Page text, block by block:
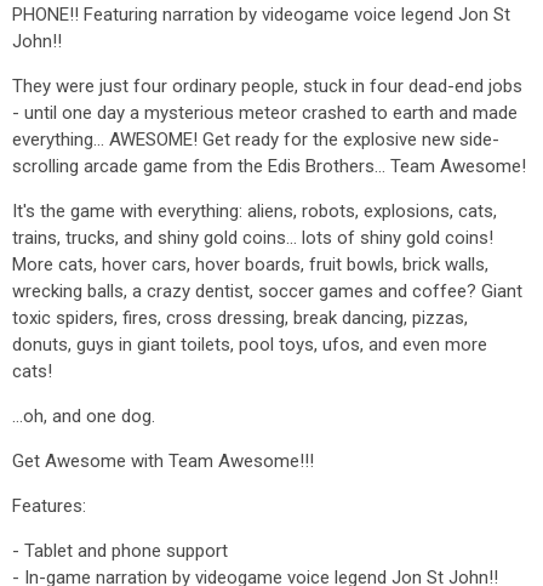
PHONE!! Featuring narration by videogame voice legend Jon St
John!!
They were just four ordinary people, stuck in four dead-end jobs
- until one day a mysterious meteor crashed to earth and made
everything... AWESOME! Get ready for the explosive new side-
scrolling arcade game from the Edis Brothers… Team Awesome!
It's the game with everything: aliens, robots, explosions, cats,
trains, trucks, and shiny gold coins... lots of shiny gold coins!
More cats, hover cars, hover boards, fruit bowls, brick walls,
wrecking balls, a crazy dentist, soccer games and coffee? Giant
toxic spiders, fires, cross dressing, break dancing, pizzas,
donuts, guys in giant toilets, pool toys, ufos, and even more
cats!
…oh, and one dog.
Get Awesome with Team Awesome!!!
Features:
- Tablet and phone support
- In-game narration by videogame voice legend Jon St John!!